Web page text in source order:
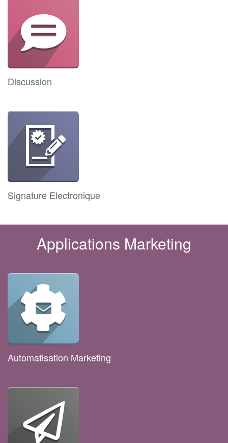
Discussion
Signature Electronique
Applications Marketing
Automatisation Marketing